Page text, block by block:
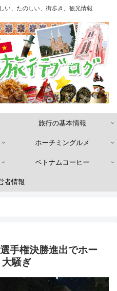
い、たのしい、街歩き、観光情報
旅行の基本情報
ホーチミングルメ
ベトナムコーヒー
者情報
手権決勝進出でホー
騒ぎ